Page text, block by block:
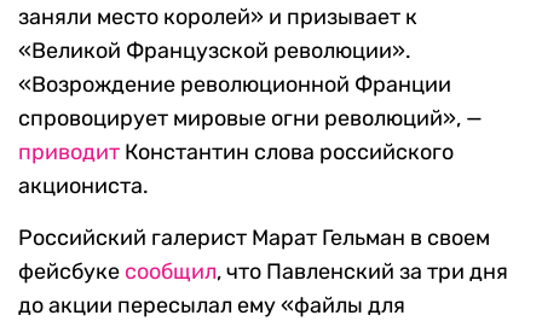
заняли место королей» и призывает к
«Великой Французской революции».
«Возрождение революционной Франции
спровоцирует мировые огни революций», —
приводит Константин слова российского
акциониста.
Российский галерист Марат Гельман в своем
фейсбуке сообщил, что Павленский за три дня
до акции пересылал ему «файлы для